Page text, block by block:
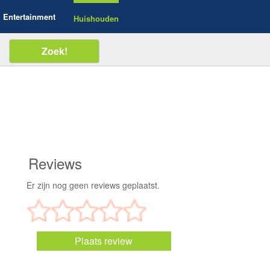
Entertainment Huishouden
Reviews
Er zijn nog geen reviews geplaatst.
Plaats review